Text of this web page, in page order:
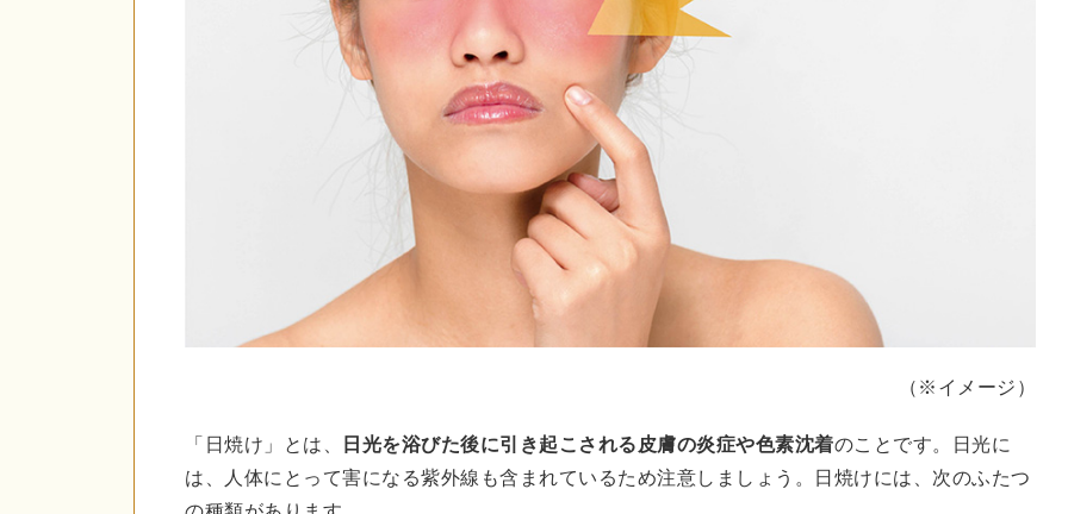
（※イメージ）
「日焼け」とは、 日光を浴びた後に引き起こされる皮膚の炎症や色素沈着のことです。日光に
は、人体にとって害になる紫外線も含まれているため注意しましょう。日焼けには、次のふたつ